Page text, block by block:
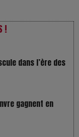
!
gagnent en
on fermer les